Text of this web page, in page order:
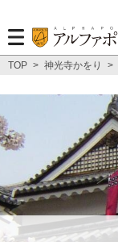
TOP > 神光寺かをり >